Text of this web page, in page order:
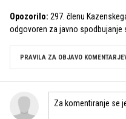
Opozorilo: 297. členu
odgovoren za javno spodbujanje
PRAVILA ZA OBJAVO